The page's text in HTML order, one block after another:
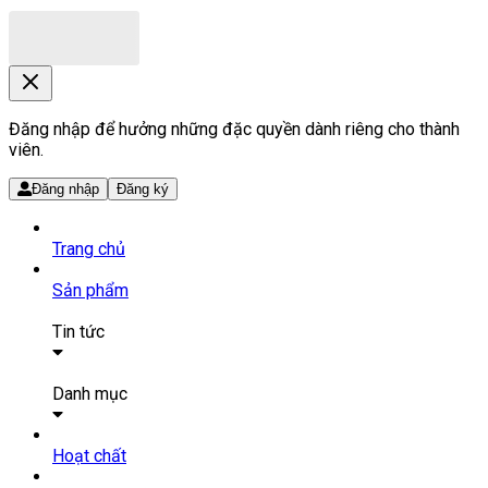
Đăng nhập để hưởng những đặc quyền dành riêng cho thành
viên.
Đăng nhập Đăng ký
Trang chủ
Sản phẩm
Tin tức
Tin tức
Danh mục
SẢN PHẨM THUỐC
Hoạt chất